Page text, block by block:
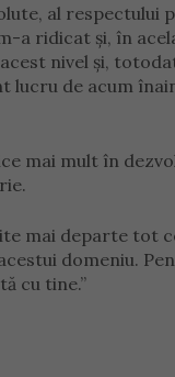
al respectului
a ridicat și, în
nivel și,
de acum
mai mult în
mai departe tot
domeniu.
cu tine.”